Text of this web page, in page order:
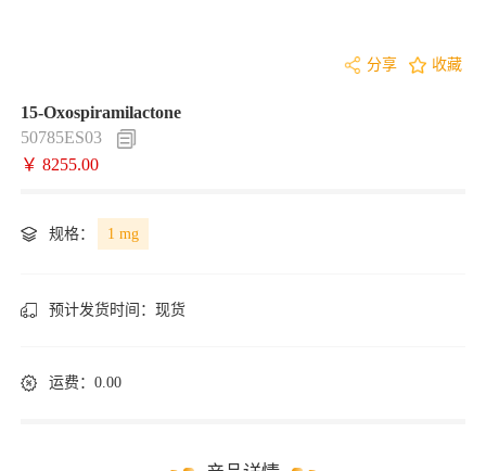
分享 收藏
15-Oxospiramilactone
50785ES03
￥ 8255.00
规格： 1 mg
预计发货时间： 现货
运费：0.00